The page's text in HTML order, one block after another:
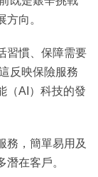
向。
習慣、保障需要
反映保險服務
（AI）科技的發
務，簡單易用及
在客戶。